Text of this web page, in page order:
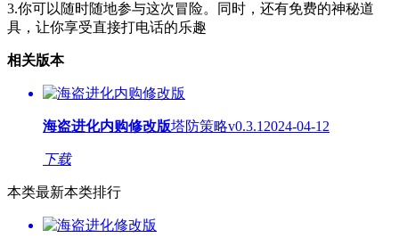
3.你可以随时随地参与这次冒险。同时，还有免费的神秘道
具，让你享受直接打电话的乐趣
相关版本
海盗进化内购修改版塔防策略v0.3.1 2024-04-12
下载
本类最新本类排行